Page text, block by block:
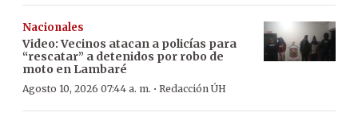
Nacionales
Video: Vecinos atacan a policías para
“rescatar” a detenidos por robo de
moto en Lambaré
Agosto 10, 2026 07:44 a. m. · Redacción ÚH